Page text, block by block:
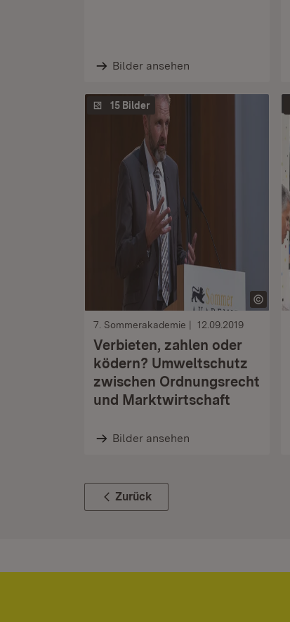
Bilder ansehen
15 Bilder
7. Sommerakademie 12.09.2019
Verbieten, zahlen oder
ködern? Umweltschutz
zwischen Ordnungsrecht
und Marktwirtschaft
Bilder ansehen
Zurück